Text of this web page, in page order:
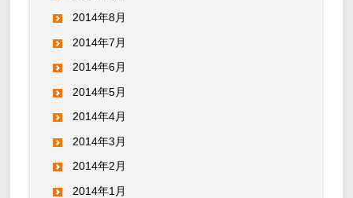
2014年8月
2014年7月
2014年6月
2014年5月
2014年4月
2014年3月
2014年2月
2014年1月